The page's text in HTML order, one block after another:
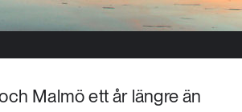
Malmö ett år längre än